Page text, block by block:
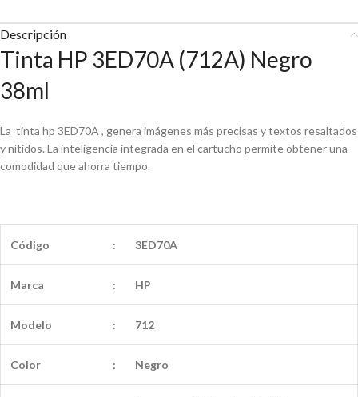
Descripción
Tinta HP 3ED70A (712A) Negro
38ml
La tinta hp 3ED70A , genera imágenes más precisas y textos resaltados
y nítidos. La inteligencia integrada en el cartucho permite obtener una
comodidad que ahorra tiempo.
Código : 3ED70A
Marca : HP
Modelo : 712
Color : Negro